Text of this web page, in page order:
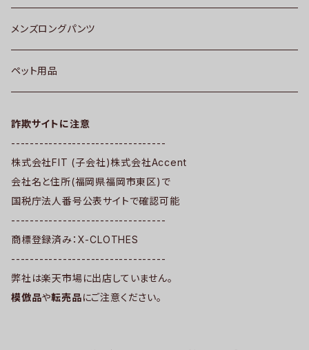
メンズロングパンツ
ペット用品
詐欺サイトに注意
---------------------------------
株式会社FIT (子会社)株式会社Accent
会社名と住所(福岡県福岡市東区)で
国税庁法人番号公表サイトで確認可能
---------------------------------
商標登録済み：X-CLOTHES
---------------------------------
弊社は楽天市場に出店していません。
模倣品や転売品にご注意ください。